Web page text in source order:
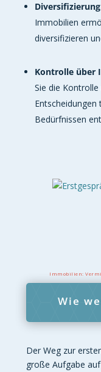
Immobilien
diversifizieren
Kontrolle über
Sie die
Bedürfnissen
Immobilien:
Wie
Der Weg zur
große Aufgabe